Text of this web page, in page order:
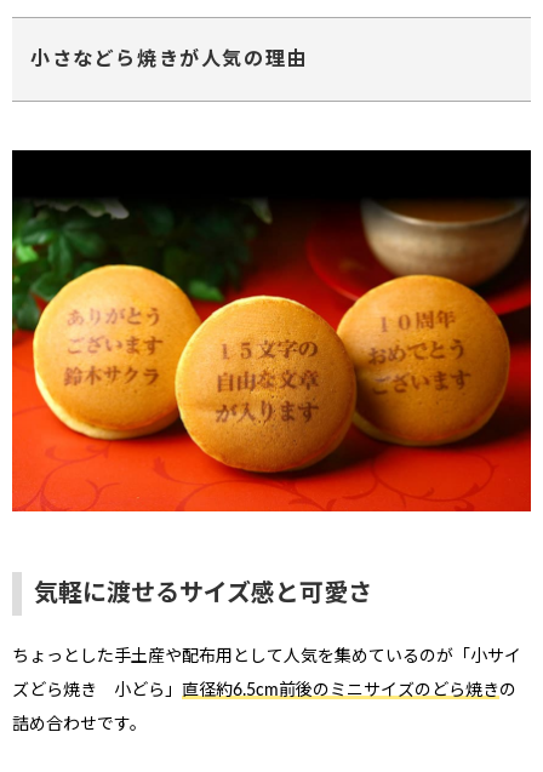
小さなどら焼きが人気の理由
気軽に渡せるサイズ感と可愛さ
ちょっとした手土産や配布用として人気を集めているのが「小サイ
ズどら焼き 小どら」 直径約6.5cm前後のミニサイズのどら焼きの
詰め合わせです。